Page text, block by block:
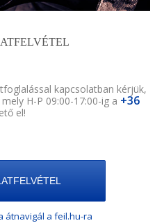
kapcsolatban kérjük,
H-P 09:00-17:00-ig a +36
el!
átnavigál a feil.hu-ra